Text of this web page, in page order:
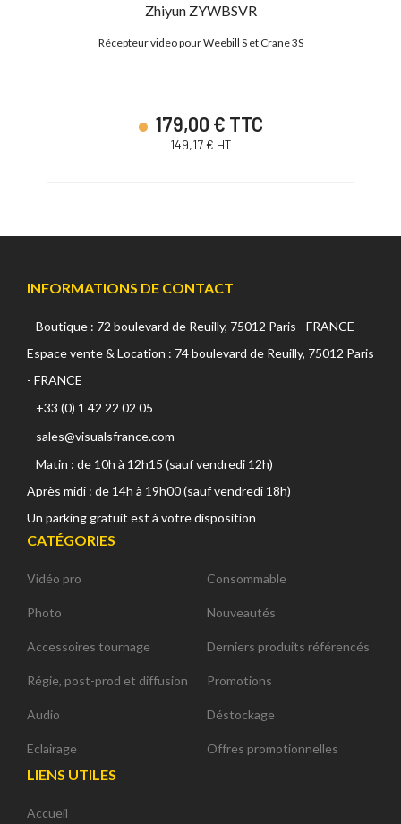
Zhiyun ZYWBSVR
Récepteur video pour Weebill S et Crane 3S
179,00 € TTC
149,17 € HT
INFORMATIONS DE CONTACT
Boutique : 72 boulevard de Reuilly, 75012 Paris - FRANCE
Espace vente & Location : 74 boulevard de Reuilly, 75012 Paris
- FRANCE
+33 (0) 1 42 22 02 05
sales@visualsfrance.com
Matin : de 10h à 12h15 (sauf vendredi 12h)
Après midi : de 14h à 19h00 (sauf vendredi 18h)
Un parking gratuit est à votre disposition
CATÉGORIES
Vidéo pro
Photo
Accessoires tournage
Régie, post-prod et diffusion
Audio
Eclairage
Consommable
Nouveautés
Derniers produits référencés
Promotions
Déstockage
Offres promotionnelles
LIENS UTILES
Accueil